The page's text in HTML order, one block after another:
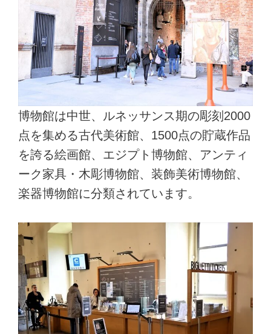
博物館は中世、ルネッサンス期の彫刻2000
点を集める古代美術館、1500点の貯蔵作品
を誇る絵画館、エジプト博物館、アンティ
ーク家具・木彫博物館、装飾美術博物館、
楽器博物館に分類されています。